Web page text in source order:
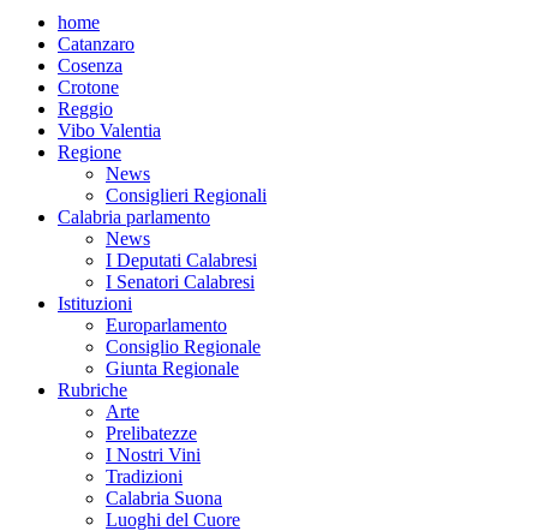
home
Catanzaro
Cosenza
Crotone
Reggio
Vibo Valentia
Regione
News
Consiglieri Regionali
Calabria parlamento
News
I Deputati Calabresi
I Senatori Calabresi
Istituzioni
Europarlamento
Consiglio Regionale
Giunta Regionale
Rubriche
Arte
Prelibatezze
I Nostri Vini
Tradizioni
Calabria Suona
Luoghi del Cuore